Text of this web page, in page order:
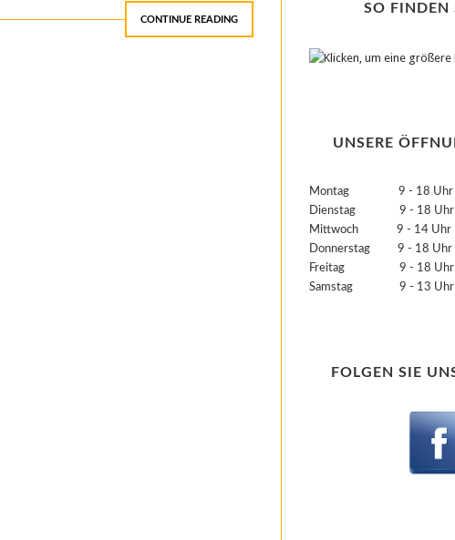
CONTINUE READING
SO FINDEN
UNSERE
Montag 9 - 18 Uhr
Dienstag 9 - 18 Uhr
Mittwoch 9 - 14 Uhr
Donnerstag 9 - 18 Uhr
Freitag 9 - 18 Uhr
Samstag 9 - 13 Uhr
FOLGEN SIE